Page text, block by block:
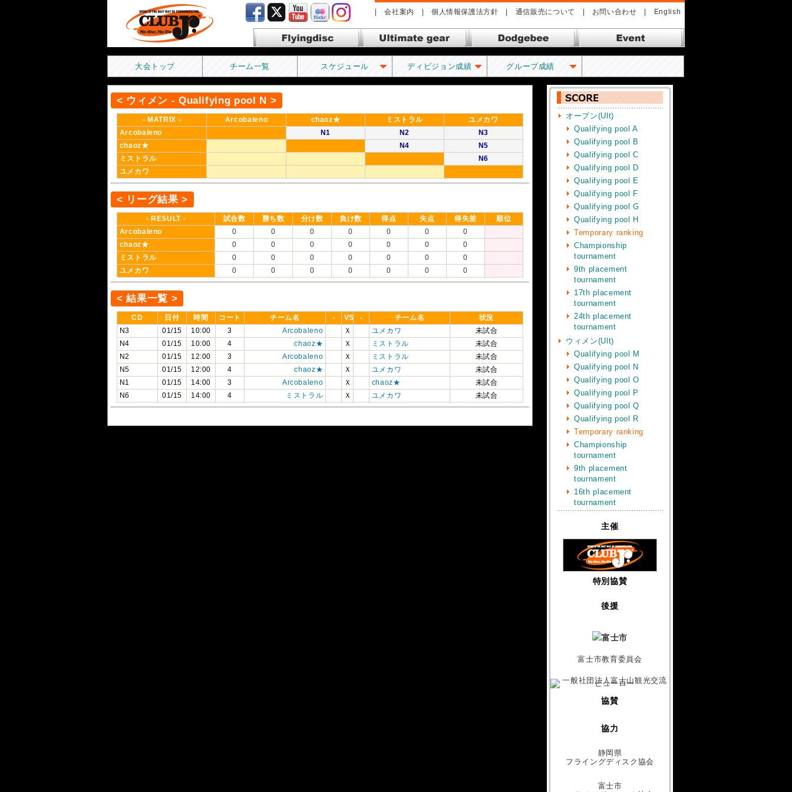
|会社案内 個人情報保護法方針 通信販売について お問い合わせ English
トギア
ク
大会トップ チーム一覧 スケジュール ディビジョン成績 グループ成績
オープン(Ult)
Qualifying pool A
Qualifying pool B
Qualifying pool C
Qualifying pool D
Qualifying pool E
Qualifying pool F
Qualifying pool G
Qualifying pool H
Temporary ranking
Championship
tournament
9th placement
tournament
17th placement
tournament
24th placement
tournament
ウィメン(Ult)
Qualifying pool M
Qualifying pool N
Qualifying pool O
Qualifying pool P
Qualifying pool Q
Qualifying pool R
Temporary ranking
Championship
tournament
9th placement
tournament
16th placement
tournament
主催
特別協賛
後援
富士市教育委員会
協賛
協力
静岡県
フライングディスク協会
富士市
< ウィメン - Qualifying pool N >
- MATRIX - Arcobaleno chaoz★ ミストラル
ユメカワ
Arcobaleno
N1 N2
N3
chaoz★
N4
N5
ミストラル
N6
ユメカワ
< リーグ結果 >
- RESULT - 試合数 勝ち数 分け数 負け数 得点 失点 得失差
順位
Arcobaleno
0 0 0 0 0 0
0
chaoz★
0 0 0 0 0 0
0
ミストラル
0 0 0 0 0 0
0
ユメカワ
0 0 0 0 0 0 0
< 結果一覧 >
CD 日付 時間 コート チーム名 - VS - チーム名
状況
N3
01/15 10:00 3 Arcobaleno Ｘ ユメカワ
未試合
N4
01/15 10:00 4 chaoz★ Ｘ ミストラル
未試合
N2
01/15 12:00 3 Arcobaleno Ｘ ミストラル
未試合
N5
01/15 12:00 4 chaoz★ Ｘ ユメカワ
未試合
N1
01/15 14:00 3 Arcobaleno Ｘ chaoz★
未試合
N6
01/15 14:00 4 ミストラル Ｘ ユメカワ 未試合